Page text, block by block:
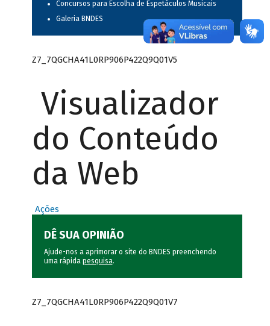
Concursos para Escolha de Espetáculos Musicais
Galeria BNDES
Z7_7QGCHA41L0RP906P422Q9Q01V5
Visualizador
do Conteúdo
da Web
Ações
DÊ SUA OPINIÃO
Ajude-nos a aprimorar o site do BNDES preenchendo
uma rápida pesquisa.
Z7_7QGCHA41L0RP906P422Q9Q01V7